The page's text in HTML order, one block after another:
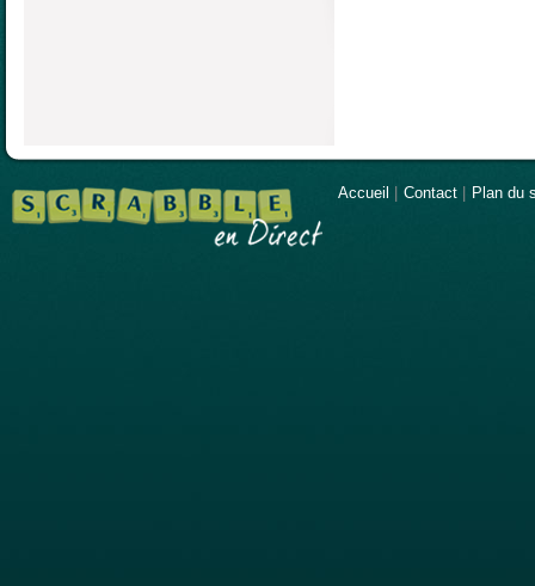
Accueil Contact Plan du